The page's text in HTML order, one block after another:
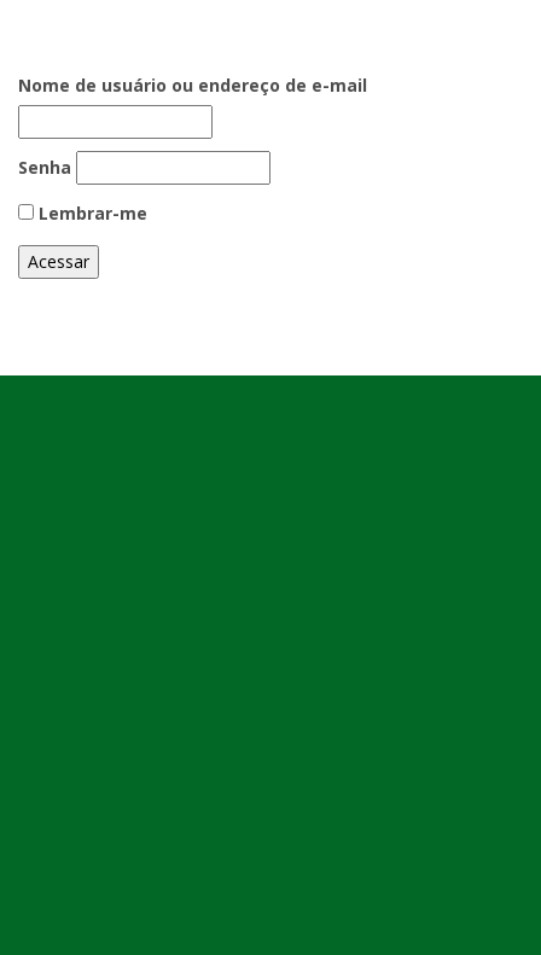
Nome de usuário ou endereço de e-mail
Senha
Lembrar-me